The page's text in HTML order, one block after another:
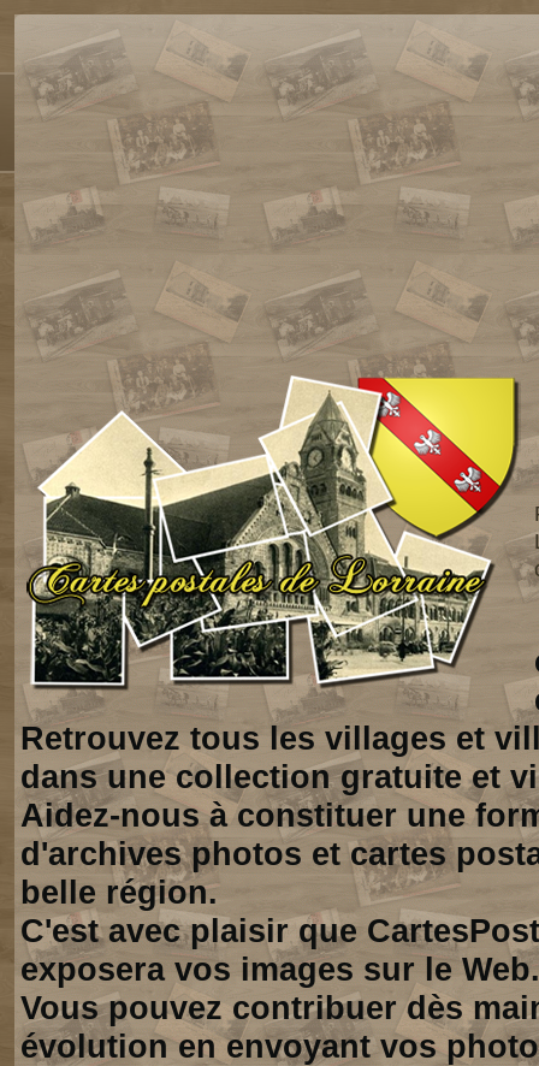
Retrouvez tous les villages et
dans une collection gratuite et
Aidez-nous à constituer une
d'archives photos et cartes
belle région.
C'est avec plaisir que
exposera vos images sur le Web.
Vous pouvez contribuer dès
évolution en envoyant vos